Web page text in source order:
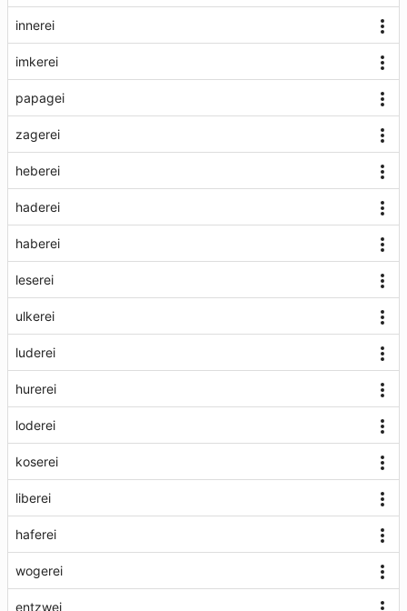
innerei
imkerei
papagei
zagerei
heberei
haderei
haberei
leserei
ulkerei
luderei
hurerei
loderei
koserei
liberei
haferei
wogerei
entzwei